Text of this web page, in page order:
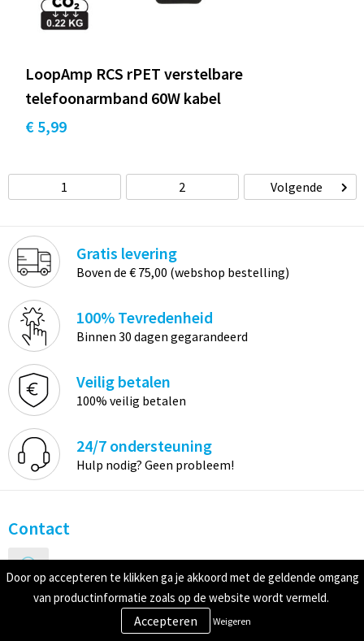
LoopAmp RCS rPET verstelbare
telefoonarmband 60W kabel
€ 5,99
1 2 Volgende
Gratis levering
Boven de € 75,00 (webshop bestelling)
100% Tevredenheid
Binnen 30 dagen gegarandeerd
Veilig betalen
100% veilig betalen
24/7 ondersteuning
Hulp nodig? Geen probleem!
Contact
+31 010 307 04 95
Door op accepteren te klikken ga je akkoord met de geldende omgang
van productinformatie zoals op de website wordt vermeld.
Weigeren